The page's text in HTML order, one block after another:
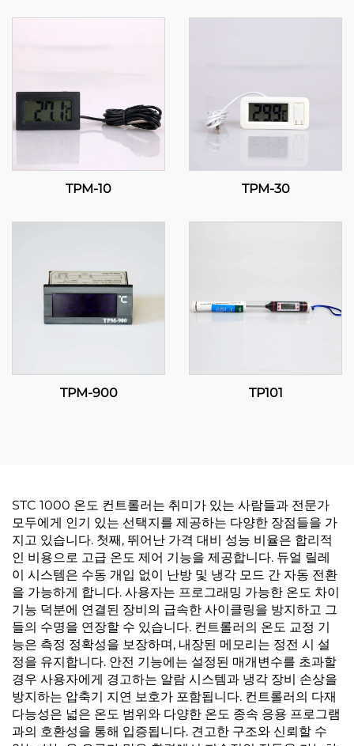
TPM-10 TPM-30
TPM-900 TP101
STC 1000 온도 컨트롤러는 취미가 있는 사람들과 전문가
모두에게 인기 있는 선택지를 제공하는 다양한 장점들을 가
지고 있습니다. 첫째, 뛰어난 가격 대비 성능 비율은 합리적
인 비용으로 고급 온도 제어 기능을 제공합니다. 듀얼 릴레
이 시스템은 수동 개입 없이 난방 및 냉각 모드 간 자동 전환
을 가능하게 합니다. 사용자는 프로그래밍 가능한 온도 차이
기능 덕분에 연결된 장비의 급속한 사이클링을 방지하고 그
들의 수명을 연장할 수 있습니다. 컨트롤러의 온도 교정 기
능은 측정 정확성을 보장하며, 내장된 메모리는 정전 시 설
정을 유지합니다. 안전 기능에는 설정된 매개변수를 초과할
경우 사용자에게 경고하는 알람 시스템과 냉각 장비 손상을
방지하는 압축기 지연 보호가 포함됩니다. 컨트롤러의 다재
다능성은 넓은 온도 범위와 다양한 온도 종속 응용 프로그램
과의 호환성을 통해 입증됩니다. 견고한 구조와 신뢰할 수